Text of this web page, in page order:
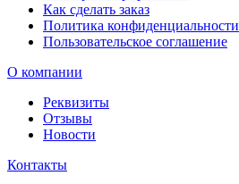
Как сделать заказ
Политика конфиденциальности
Пользовательское соглашение
О компании
Реквизиты
Отзывы
Новости
Контакты